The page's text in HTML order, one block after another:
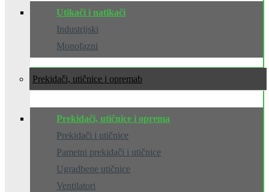
Utikači i natikači
Industrijski
Monofazni
Prekidači, utičnice i oprema
Prekidači, utičnice i oprema
Prekidači i utičnice
Pametni prekidači i utičnice
Ugradbene utičnice
Ventilatori